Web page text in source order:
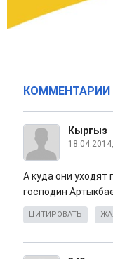
КОММЕНТАРИИ
Кыргыз
А куда они уходят
господин
ЦИТИРОВАТЬ